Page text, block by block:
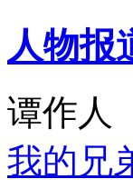
人物报
谭作人
我的兄